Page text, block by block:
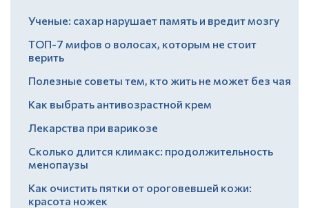
Ученые: сахар нарушает память и вредит мозгу
ТОП-7 мифов о волосах, которым не стоит
верить
Полезные советы тем, кто жить не может без чая
Как выбрать антивозрастной крем
Лекарства при варикозе
Сколько длится климакс: продолжительность
менопаузы
Как очистить пятки от ороговевшей кожи:
красота ножек